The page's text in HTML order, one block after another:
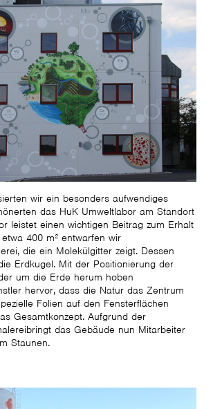
wir ein besonders aufwendiges
das HuK Umweltlabor am Standort
leistet einen wichtigen Beitrag zum Erhalt
400 m² entwarfen wir
die ein Molekülgitter zeigt. Dessen
Erdkugel. Mit der Positionierung der
um die Erde herum hoben
hervor, dass die Natur das Zentrum
Folien auf den Fensterflächen
Gesamtkonzept. Aufgrund der
das Gebäude nun Mitarbeiter
Staunen.